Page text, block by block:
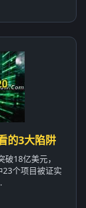
的3大陷阱
18亿美元，
个项目被证实